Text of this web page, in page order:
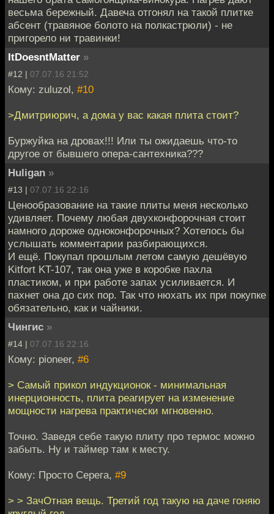
весьма бережный. Давеча отгонял на такой плитке
абсент (травяное болото на полкастрюли) - не
пригорело ни травинки!
ItDoesntMatter »
#12 | 07.07.16 21:52
Кому: zuluzol, #10
>Дмитриюрич, а дома у вас какая плита стоит?
Буржуйка на дровах!!! Или ты ожидаешь что-то
другое от бывшего опера-сантехника???
Huligan »
#13 | 07.07.16 22:16
Ценообразование на такие плиты меня несколько
удивляет. Почему любая двухконфорочная стоит
намного дороже одноконфорочных? Хотелось бы
услышать комментарии разбирающихся.
И ещё. Покупал прошлым летом самую дешёвую
Kitfort KT-107, так она уже в коробке пахла
пластиком, и при работе запах усиливается. И
пахнет она до сих пор. Так что нюхать их при покупке
обязательно, как и чайники.
Чингиc »
#14 | 07.07.16 22:16
Кому: pioneer, #6
> Самый прикол индукционок - минимальная
инерционность, плита реагирует на изменение
мощности нагрева практически мгновенно.
Точно. Заведя себе такую плиту про термос можно
забыть. Ну и таймер там к месту.
Кому: Просто Серега, #9
> > ЗачОтная вещь. Третий год такую на даче гоняю